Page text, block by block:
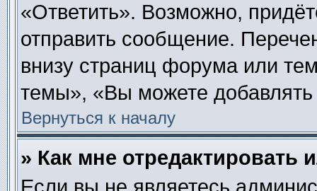
«Ответить». Возможно,
отправить сообщение.
внизу страниц форума или
темы», «Вы можете добавлять
Вернуться к началу
» Как мне отредактировать